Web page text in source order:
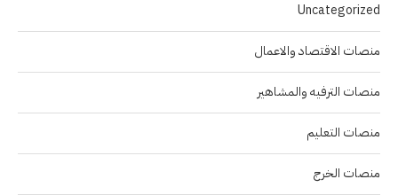
Uncategorized
منصات الاقتصاد والاعمال
منصات الترفيه والمشاهير
منصات التعليم
منصات الخرج